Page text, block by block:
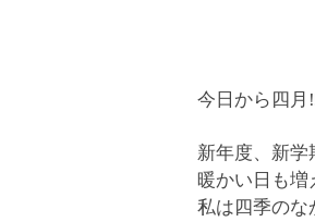
今日から四月
新年度、新学
暖かい日も増
私は四季のな